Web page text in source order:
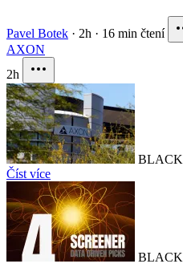
Pavel Botek · 2h · 16 min čtení
AXON
2h
BLACK
Číst více
BLACK